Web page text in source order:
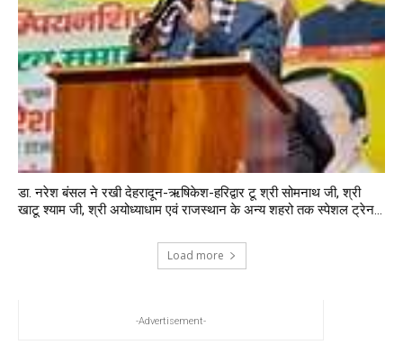
डा. नरेश बंसल ने रखी देहरादून-ऋषिकेश-हरिद्वार टू श्री सोमनाथ जी, श्री
खाटू श्याम जी, श्री अयोध्याधाम एवं राजस्थान के अन्य शहरो तक स्पेशल ट्रेन...
Load more
-Advertisement-